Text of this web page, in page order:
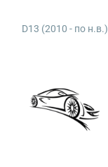
D13 (2010 - по н.в.)